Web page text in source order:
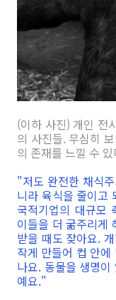
(이하 사진) 개인 전
의 사진들. 무심히
의 존재를 느낄 수
"저도 완전한 채식
니라 육식을 줄이고
국적기업의 대규모
이들을 더 굶주리게
받을 때도 잦아요.
작게 만들어 컵 안
나요. 동물을 생명
예요."